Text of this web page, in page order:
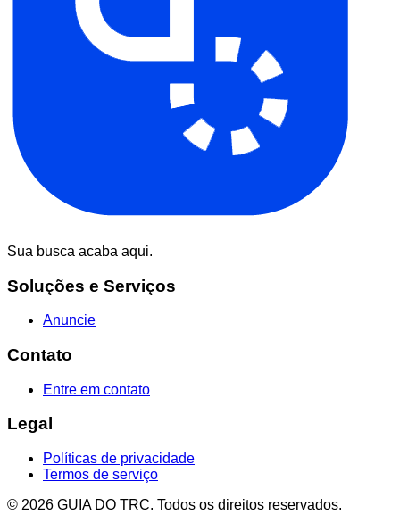
Sua busca acaba aqui.
Soluções e Serviços
Anuncie
Contato
Entre em contato
Legal
Políticas de privacidade
Termos de serviço
© 2026 GUIA DO TRC. Todos os direitos reservados.